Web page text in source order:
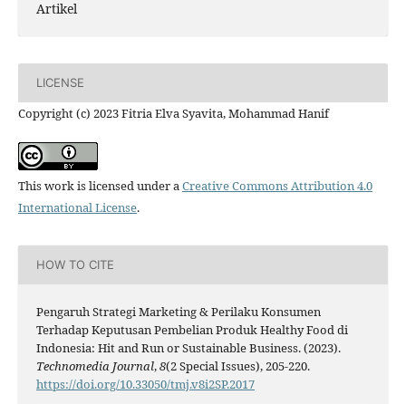
Artikel
LICENSE
Copyright (c) 2023 Fitria Elva Syavita, Mohammad Hanif
This work is licensed under aCreative Commons Attribution 4.0
International License.
HOW TO CITE
Pengaruh Strategi Marketing & Perilaku Konsumen
Terhadap Keputusan Pembelian Produk Healthy Food di
Indonesia: Hit and Run or Sustainable Business. (2023).
Technomedia Journal,8(2 Special Issues), 205-220.
https://doi.org/10.33050/tmj.v8i2SP.2017